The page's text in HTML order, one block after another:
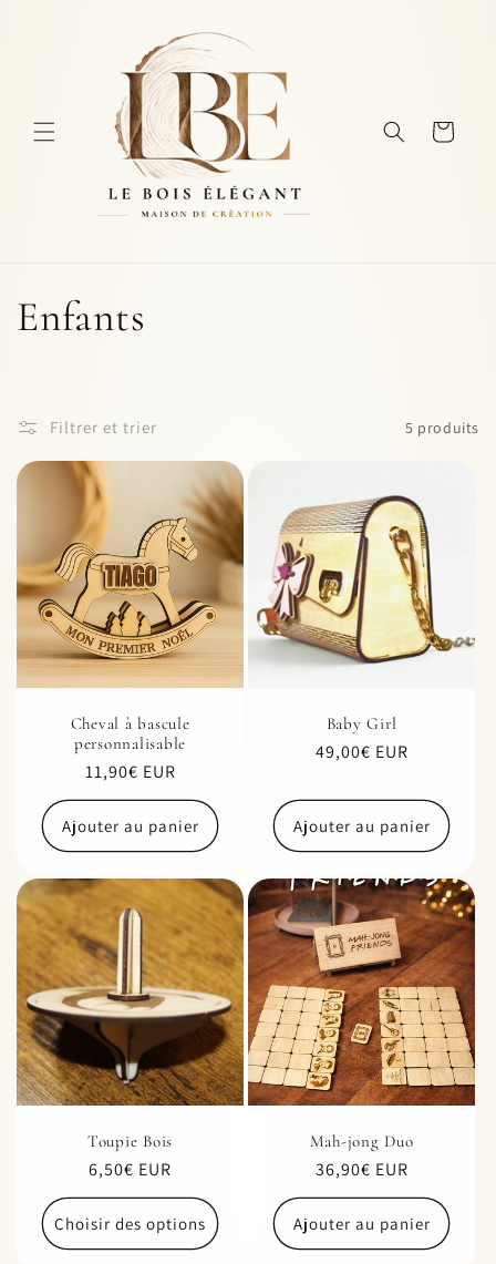
Panier
C
l
l
c
t
i
Enfants
Filtrer et trier 5 produits
Cheval à bascule
personnalisable
Prix
habituel
11,90€ EUR
Ajouter au panier
Baby Girl
Prix
49,00€ EUR
Ajouter au panier
Toupie Bois
Prix
habituel
6,50€ EUR
Choisir des options
Mah-jong Duo
Prix
habituel
36,90€ EUR
Ajouter au panier